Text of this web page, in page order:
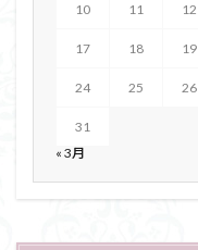
10 11 12
17 18 19
24 25 26
31
« 3月